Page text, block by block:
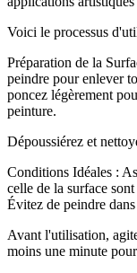
Voici le processus
Préparation de la
peindre pour enlever
poncez légèrement
peinture.
Dépoussiérez et
Conditions Idéales :
celle de la surface
Évitez de peindre
Avant l'utilisation,
moins une minute